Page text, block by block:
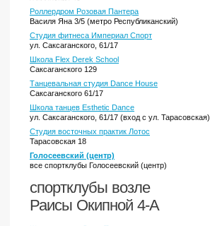
Роллердром Розовая Пантера
Василя Яна 3/5 (метро Республиканский)
Студия фитнеса Империал Спорт
ул. Саксаганского, 61/17
Школа Flex Derek School
Саксаганского 129
Танцевальная студия Dance House
Саксаганского 61/17
Школа танцев Esthetic Dance
ул. Саксаганского, 61/17 (вход с ул. Тарасовская)
Студия восточных практик Лотос
Тарасовская 18
Голосеевский (центр)
все спортклубы Голосеевский (центр)
спортклубы возле
Раисы Окипной 4-А